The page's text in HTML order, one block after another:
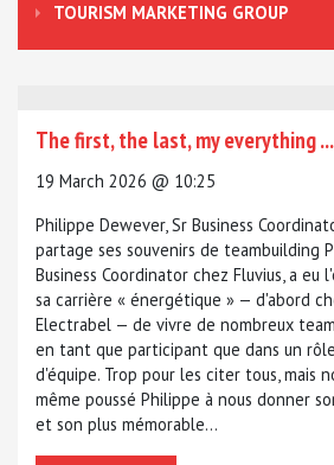
TOURISM MARKETING GROUP
The first, the last, my everything
19 March 2026 @ 10:25
Philippe Dewever, Sr Business
partage ses souvenirs de teambuilding
Business Coordinator chez Fluvius, a eu
sa carrière « énergétique » — d'abord
Electrabel — de vivre de nombreux
en tant que participant que dans un
d'équipe. Trop pour les citer tous, mais
même poussé Philippe à nous donner
et son plus mémorable...